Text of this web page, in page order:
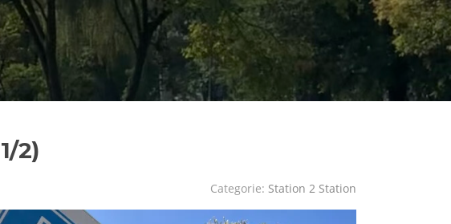
2)
Categorie: Station 2 Station